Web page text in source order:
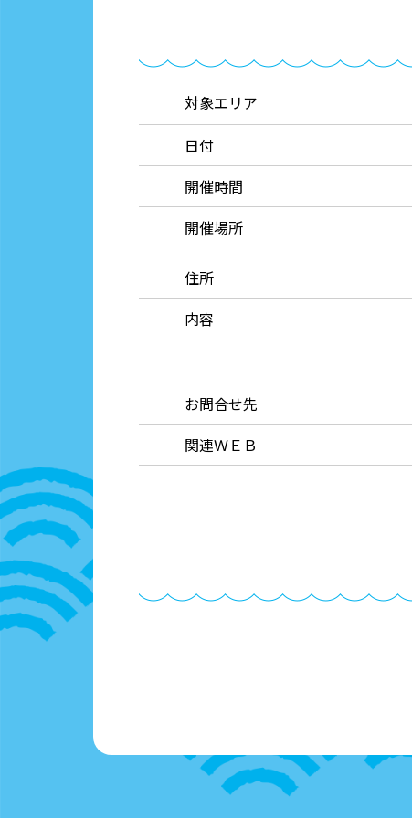
対象エリア
日付
開催時間
開催場所
住所
内容
お問合せ先
関連ＷＥＢ